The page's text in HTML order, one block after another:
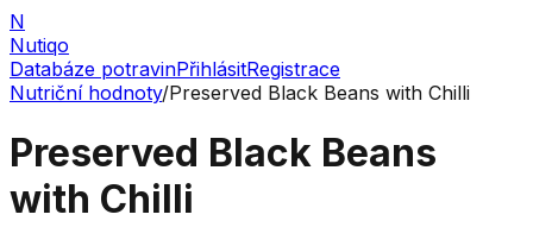
N
Nutiqo
Databáze potravinPřihlásitRegistrace
Nutriční hodnoty/Preserved Black Beans with Chilli
Preserved Black Beans
with Chilli